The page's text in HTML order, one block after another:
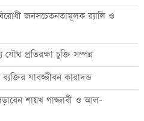
জনসচেতনতামূলক র‍্যালি ও
প্রতিরক্ষা চুক্তি সম্পন্ন
যাবজ্জীবন কারাদন্ড
শায়খ গাজ্জাবী ও আল-